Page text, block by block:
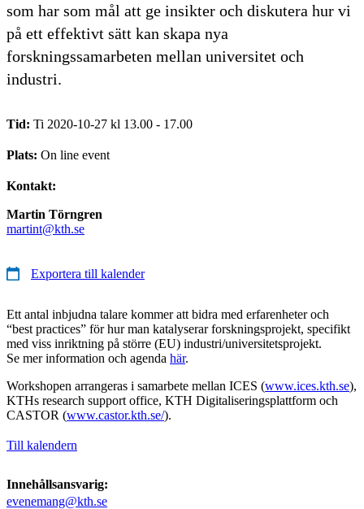
som har som mål att ge insikter och diskutera hur vi
på ett effektivt sätt kan skapa nya
forskningssamarbeten mellan universitet och
industri.
Tid: Ti 2020-10-27 kl 13.00 - 17.00
Plats: On line event
Kontakt:
Martin Törngren
martint@kth.se
Exportera till kalender
Ett antal inbjudna talare kommer att bidra med erfarenheter och
“best practices” för hur man katalyserar forskningsprojekt, specifikt
med viss inriktning på större (EU) industri/universitetsprojekt.
Se mer information och agenda här.
Workshopen arrangeras i samarbete mellan ICES (www.ices.kth.se),
KTHs research support office, KTH Digitaliseringsplattform och
CASTOR (www.castor.kth.se/).
Till kalendern
Innehållsansvarig:
evenemang@kth.se